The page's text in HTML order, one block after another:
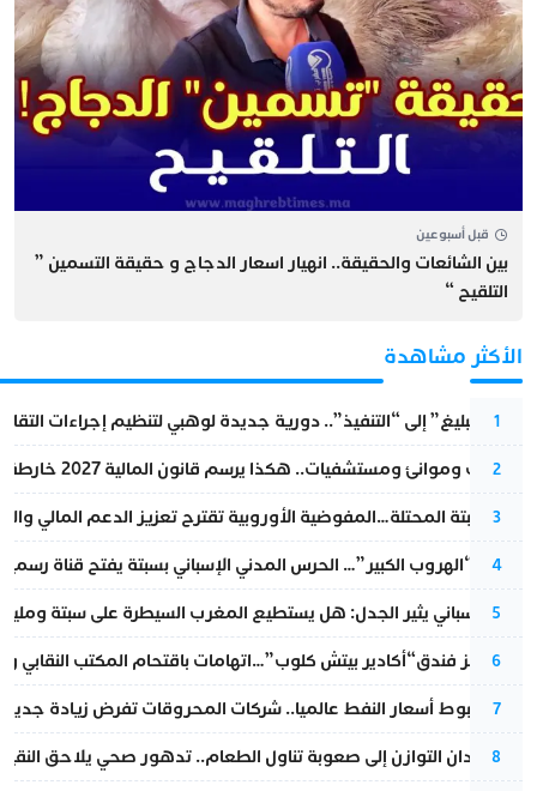
قبل أسبوعين
بين الشائعات والحقيقة.. انهيار اسعار الدجاج و حقيقة التسمين ”
التلقيح “
الأكثر مشاهدة
1
من “التبليغ” إلى “التنفيذ”.. دورية جديدة لوهبي لتنظيم إجراءات
2
قطارات وموانئ ومستشفيات.. هكذا يرسم قانون المالية 2027 خارطة المغرب المقبل
3
أزمة سبتة المحتلة…المفوضية الأوروبية تقترح تعزيز الدعم المالي
4
عملية “الهروب الكبير”… الحرس المدني الإسباني بسبتة يفتح قناة
5
تقرير إسباني يثير الجدل: هل يستطيع المغرب السيطرة على سبتة
6
أزمة تهز فندق“أكادير بيتش كلوب”…اتهامات باقتحام المكتب النقابي
7
رغم هبوط أسعار النفط عالميا.. شركات المحروقات تفرض زيادة
8
من فقدان التوازن إلى صعوبة تناول الطعام.. تدهور صحي يلاحق النقيب